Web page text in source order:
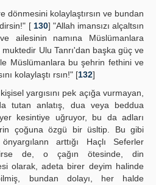
dönmesini kolaylaştırsın ve bundan
[ 130] "Allah imansızı alçaltsın
ailesinin namına Müslümanlara
Ulu Tanrı'dan başka güç ve
Müslümanlara bu şehrin fethini ve
kolaylaştı rsın!" [132]
yargısını pek açığa vurmayan,
tutan anlatış, dua veya beddua
kesintiye uğruyor, bu da adları
çoğuna özgü bir üsltip. Bu gibi
arttığı Haçlı Seferler
de, o çağın ötesinde, din
olarak, adeta birer deyim halinde
bundan dolayı, her halde